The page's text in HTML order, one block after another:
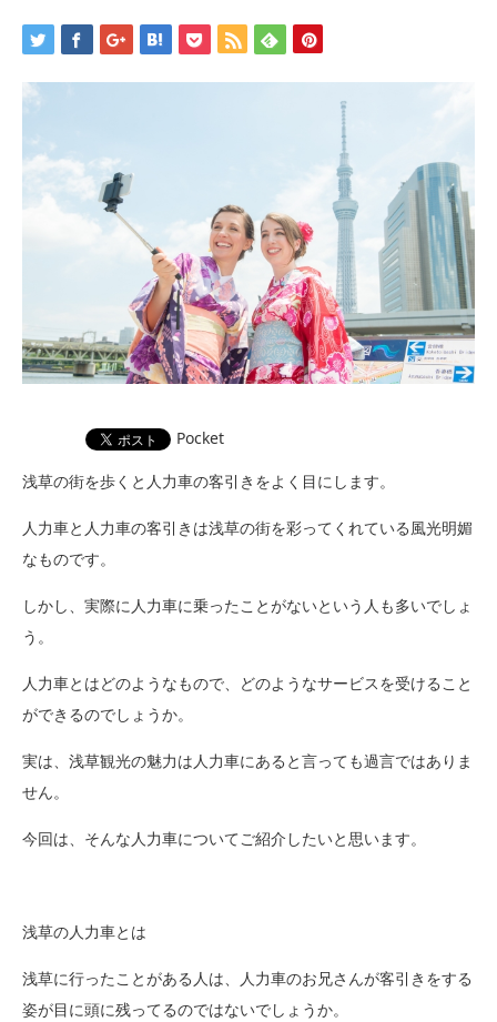
Pocket
浅草の街を歩くと人力車の客引きをよく目にします。
人力車と人力車の客引きは浅草の街を彩ってくれている風光明媚
なものです。
しかし、実際に人力車に乗ったことがないという人も多いでしょ
う。
人力車とはどのようなもので、どのようなサービスを受けること
ができるのでしょうか。
実は、浅草観光の魅力は人力車にあると言っても過言ではありま
せん。
今回は、そんな人力車についてご紹介したいと思います。
浅草の人力車とは
浅草に行ったことがある人は、人力車のお兄さんが客引きをする
姿が目に頭に残ってるのではないでしょうか。